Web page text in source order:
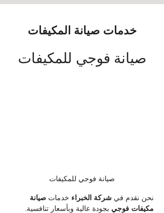
خدمات صيانة المكيفات
صيانة فوجي للمكيفات
صيانة فوجي للمكيفات
نحن نقدم في شركة الخبراء خدمات صيانة
مكيفات فوجي بجودة عالية وبأسعار تنافسية.